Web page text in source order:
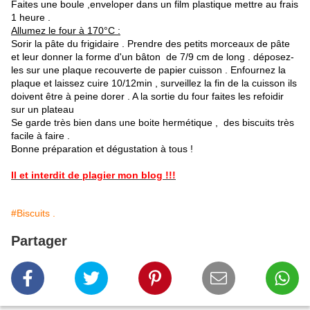
Faites une boule ,enveloper dans un film plastique mettre au frais
1 heure .
Allumez le four à 170°C :
Sorir la pâte du frigidaire . Prendre des petits morceaux de pâte
et leur donner la forme d'un bâton de 7/9 cm de long . déposez-
les sur une plaque recouverte de papier cuisson . Enfournez la
plaque et laissez cuire 10/12min , surveillez la fin de la cuisson ils
doivent être à peine dorer . A la sortie du four faites les refoidir
sur un plateau
Se garde très bien dans une boite hermétique , des biscuits très
facile à faire .
Bonne préparation et dégustation à tous !
Il et interdit de plagier mon blog !!!
#Biscuits .
Partager